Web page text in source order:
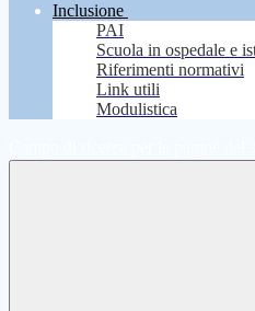
Inclusione
PAI
Scuola in ospedale e
Riferimenti normativi
Link utili
Modulistica